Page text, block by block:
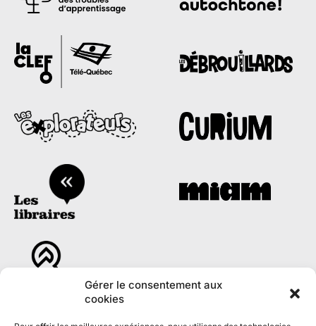
Gérer le consentement aux
cookies